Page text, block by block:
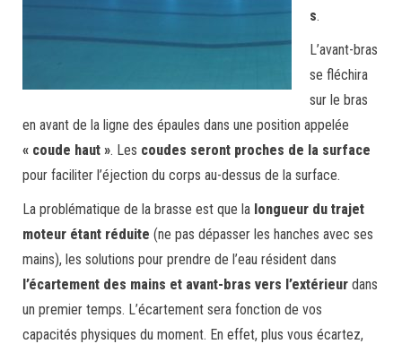
s.
L’avant-bras
se fléchira
sur le bras
en avant de la ligne des épaules dans une position appelée
« coude haut ». Les coudes seront proches de la surface
pour faciliter l’éjection du corps au-dessus de la surface.
La problématique de la brasse est que la longueur du trajet
moteur étant réduite (ne pas dépasser les hanches avec ses
mains), les solutions pour prendre de l’eau résident dans
l’écartement des mains et avant-bras vers l’extérieur dans
un premier temps. L’écartement sera fonction de vos
capacités physiques du moment. En effet, plus vous écartez,